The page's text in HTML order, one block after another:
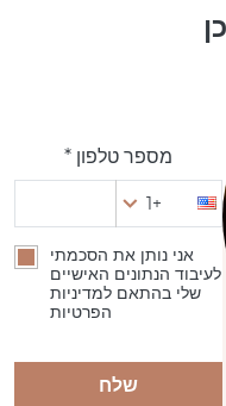
מספר טלפון *
+1
אני נותן את הסכמתי
לעיבוד הנתונים האישיים
שלי בהתאם למדיניות
הפרטיות
שלח